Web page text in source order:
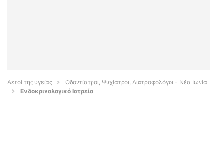
Αετοί της υγείας
Οδοντίατροι, Ψυχίατροι, Διατροφολόγοι - Νέα Ιωνία
Ενδοκρινολογικό Ιατρείο